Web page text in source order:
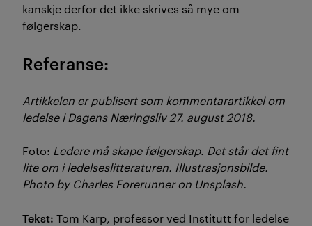
kanskje derfor det ikke skrives så mye om
følgerskap.
Referanse:
Artikkelen er publisert som kommentarartikkel om
ledelse i Dagens Næringsliv 27. august 2018.
Foto: Ledere må skape følgerskap. Det står det fint
lite om i ledelseslitteraturen. Illustrasjonsbilde.
Photo by Charles Forerunner on Unsplash.
Tekst: Tom Karp, professor ved Institutt for ledelse